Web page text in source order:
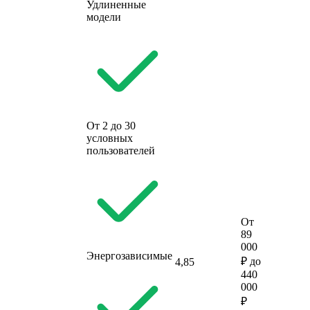
Удлиненные
модели
От 2 до 30
условных
пользователей
Энергозависимые
4,85
От
89
000
₽ до
440
000
₽